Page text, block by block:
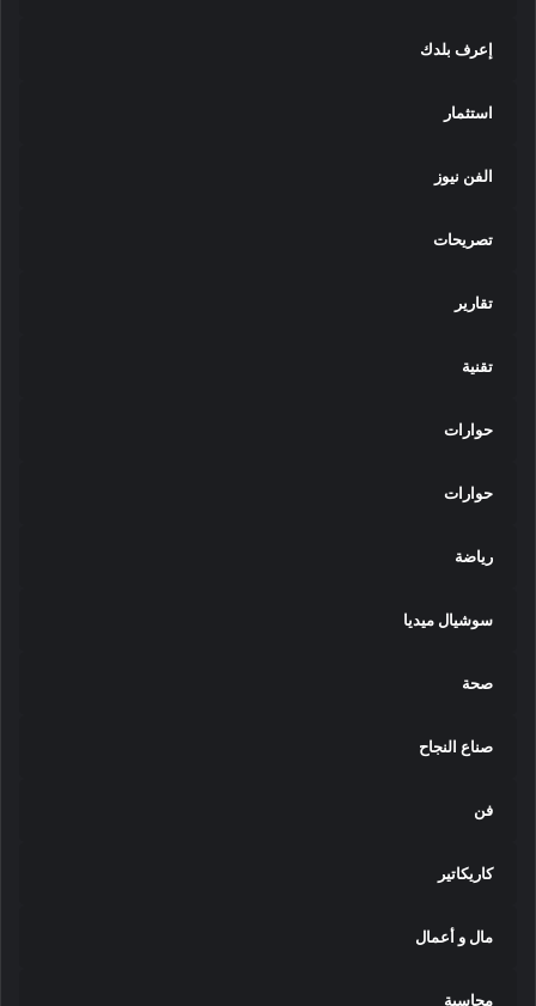
إعرف بلدك
استثمار
الفن نيوز
تصريحات
تقارير
تقنية
حوارات
حوارات
رياضة
سوشيال ميديا
صحة
صناع النجاح
فن
كاريكاتير
مال و أعمال
محاسبة